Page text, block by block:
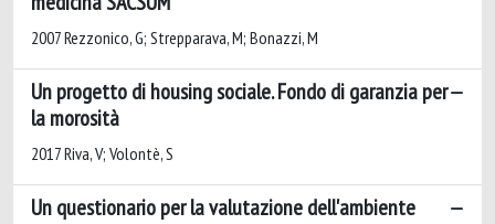
2007 Rezzonico, G; Strepparava, M; Bonazzi, M
Un progetto di housing sociale. Fondo di garanzia per
la morosità
2017 Riva, V; Volontè, S
Un questionario per la valutazione dell'ambiente